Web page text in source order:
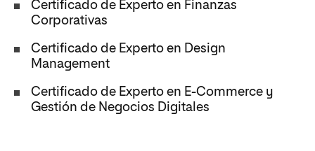
Certificado de Experto en Finanzas
Corporativas
Certificado de Experto en Design
Management
Certificado de Experto en E-Commerce y
Gestión de Negocios Digitales